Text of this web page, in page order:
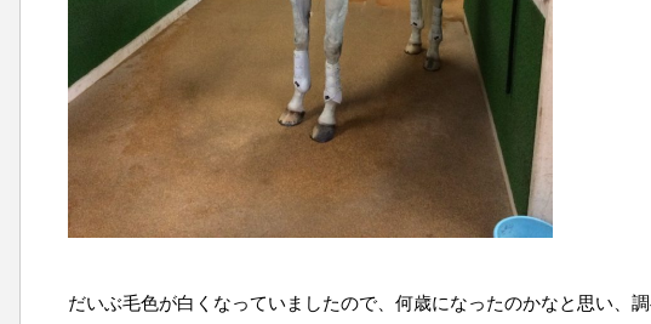
だいぶ毛色が白くなっていましたので、何歳になったのかなと思い、